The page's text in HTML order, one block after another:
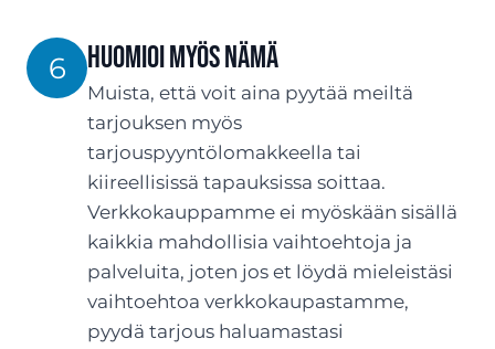
6 Huomioi myös nämä
Muista, että voit aina pyytää meiltä
tarjouksen myös
tarjouspyyntölomakkeella tai
kiireellisissä tapauksissa soittaa.
Verkkokauppamme ei myöskään sisällä
kaikkia mahdollisia vaihtoehtoja ja
palveluita, joten jos et löydä mieleistäsi
vaihtoehtoa verkkokaupastamme,
pyydä tarjous haluamastasi